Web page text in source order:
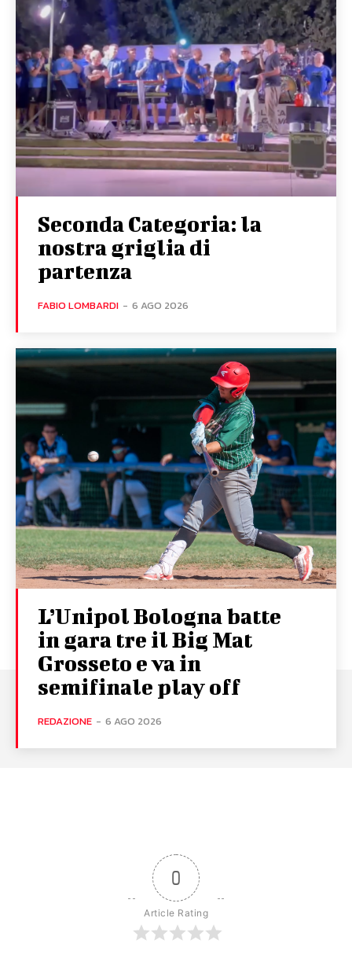
Seconda Categoria: la
nostra griglia di
partenza
FABIO LOMBARDI - 6 AGO 2026
L’Unipol Bologna batte
in gara tre il Big Mat
Grosseto e va in
semifinale play off
REDAZIONE - 6 AGO 2026
0
Article Rating